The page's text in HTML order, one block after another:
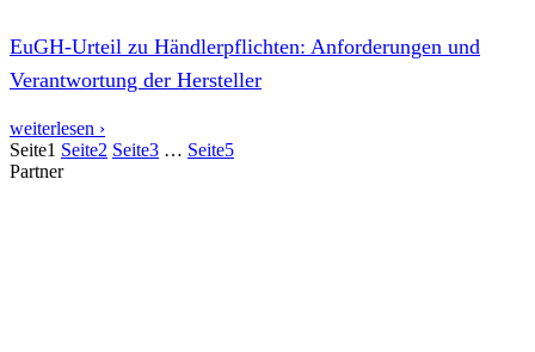
EuGH-Urteil zu Händlerpflichten: Anforderungen und
Verantwortung der Hersteller
weiterlesen ›
Seite1 Seite2 Seite3 … Seite5
Partner